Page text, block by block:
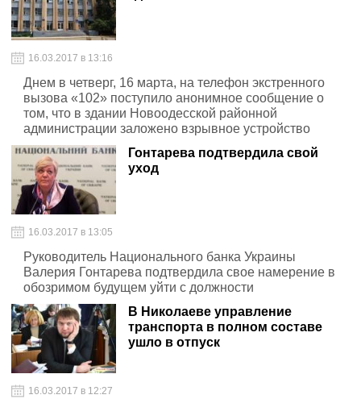
16.03.2017 в 13:16
Днем в четверг, 16 марта, на телефон экстренного
вызова «102» поступило анонимное сообщение о
том, что в здании Новоодесской районной
администрации заложено взрывное устройство
Гонтарева подтвердила свой
уход
16.03.2017 в 13:05
Руководитель Национального банка Украины
Валерия Гонтарева подтвердила свое намерение в
обозримом будущем уйти с должности
В Николаеве управление
транспорта в полном составе
ушло в отпуск
16.03.2017 в 12:27